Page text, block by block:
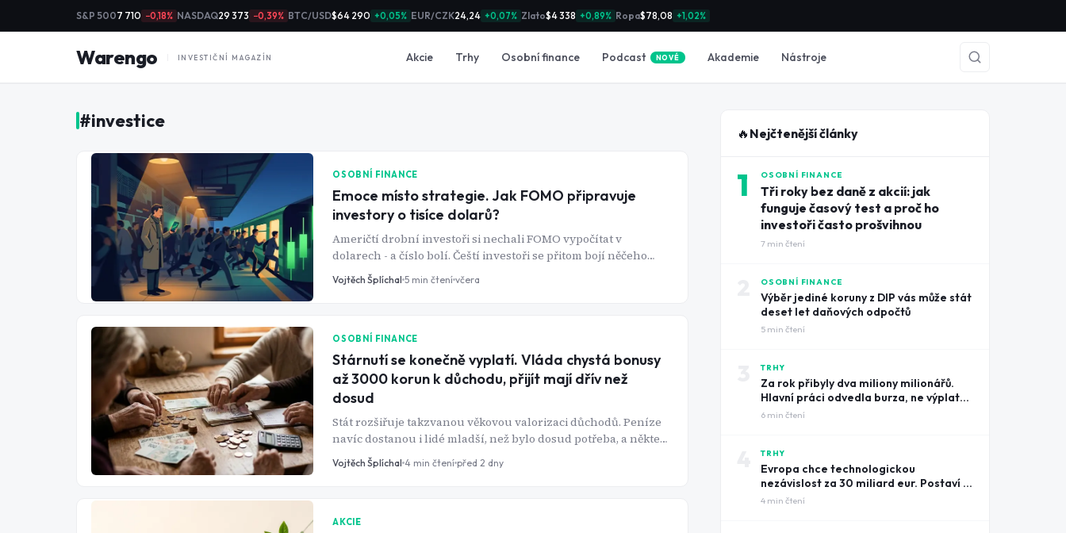
S&P 5007 710 −0,18% NASDAQ29 373 −0,39% BTC/USD$64 290 +0,05% EUR/CZK24,24 +0,07% Zlato$4 338 +0,89% Ropa$78,08 +1,02%
Warengo INVESTIČNÍ MAGAZÍN Akcie Trhy Osobní finance Podcast NOVÉ Akademie Nástroje
#investice
OSOBNÍ FINANCE
Emoce místo strategie. Jak FOMO připravuje
investory o tisíce dolarů?
Američtí drobní investoři si nechali FOMO vypočítat v
dolarech - a číslo bolí. Čeští investoři se přitom bojí něčeho
úplně jiného.
Vojtěch Šplíchal 5 min čtení včera
OSOBNÍ FINANCE
Stárnutí se konečně vyplatí. Vláda chystá bonusy
až 3000 korun k důchodu, přijít mají dřív než
dosud
Stát rozšiřuje takzvanou věkovou valorizaci důchodů. Peníze
navíc dostanou i lidé mladší, než bylo dosud potřeba, a někteří
senioři navíc dostanou zpět peníze z penzijka.
Vojtěch Šplíchal 4 min čtení před 2 dny
AKCIE
🔥 Nejčtenější články
1 OSOBNÍ FINANCE
Tři roky bez daně z akcií: jak
funguje časový test a proč ho
investoři často prošvihnou
7 min čtení
OSOBNÍ FINANCE
Výběr jediné koruny z DIP vás může stát
deset let daňových odpočtů
5 min čtení
TRHY
Za rok přibyly dva miliony milionářů.
Hlavní práci odvedla burza, ne výplatní
pásky
6 min čtení
TRHY
Evropa chce technologickou
nezávislost za 30 miliard eur. Postaví ji
na amerických čipech
4 min čtení